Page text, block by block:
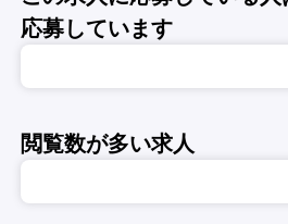
応募しています
閲覧数が多い求人